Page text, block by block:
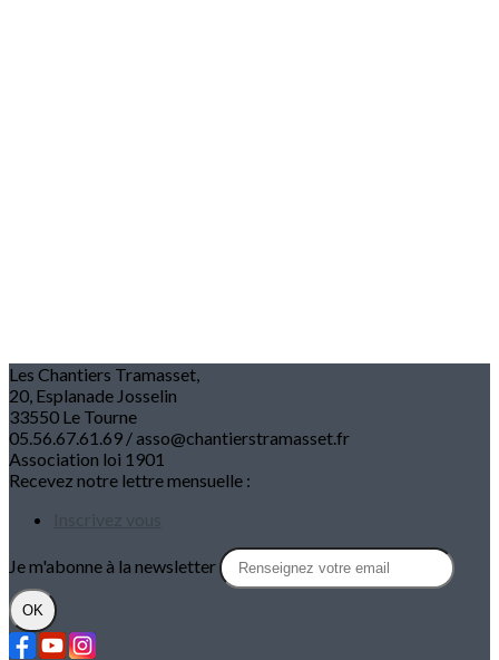
Les Chantiers Tramasset,
20, Esplanade Josselin
33550 Le Tourne
05.56.67.61.69 / asso@chantierstramasset.fr
Association loi 1901
Recevez notre lettre mensuelle :
Je m'abonne à la newsletter
OK